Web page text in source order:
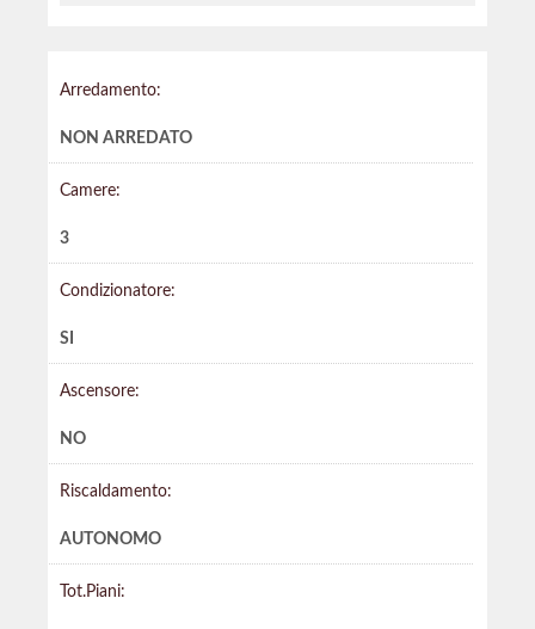
Arredamento:
NON ARREDATO
Camere:
3
Condizionatore:
SI
Ascensore:
NO
Riscaldamento:
AUTONOMO
Tot.Piani: